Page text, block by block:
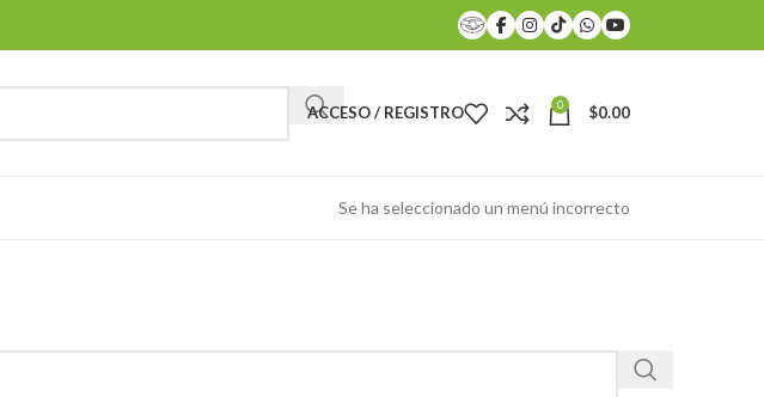
ACCESO / REGISTRO 0 $0.00
Se ha seleccionado un menú incorrecto